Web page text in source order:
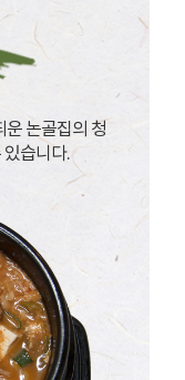
논골집의 청
있습니다.